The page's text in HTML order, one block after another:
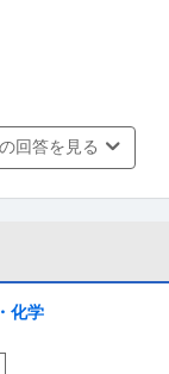
回答を見る
化学